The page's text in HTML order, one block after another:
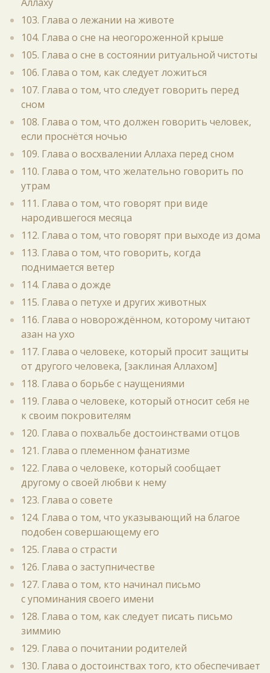
103. Глава о лежании на животе
104. Глава о сне на неогороженной крыше
105. Глава о сне в состоянии ритуальной чистоты
106. Глава о том, как следует ложиться
107. Глава о том, что следует говорить перед
сном
108. Глава о том, что должен говорить человек,
если проснётся ночью
109. Глава о восхвалении Аллаха перед сном
110. Глава о том, что желательно говорить по
утрам
111. Глава о том, что говорят при виде
народившегося месяца
112. Глава о том, что говорят при выходе из дома
113. Глава о том, что говорить, когда
поднимается ветер
114. Глава о дожде
115. Глава о петухе и других животных
116. Глава о новорождённом, которому читают
азан на ухо
117. Глава о человеке, который просит защиты
от другого человека, [заклиная Аллахом]
118. Глава о борьбе с наущениями
119. Глава о человеке, который относит себя не
к своим покровителям
120. Глава о похвальбе достоинствами отцов
121. Глава о племенном фанатизме
122. Глава о человеке, который сообщает
другому о своей любви к нему
123. Глава о совете
124. Глава о том, что указывающий на благое
подобен совершающему его
125. Глава о страсти
126. Глава о заступничестве
127. Глава о том, кто начинал письмо
с упоминания своего имени
128. Глава о том, как следует писать письмо
зиммию
129. Глава о почитании родителей
130. Глава о достоинствах того, кто обеспечивает